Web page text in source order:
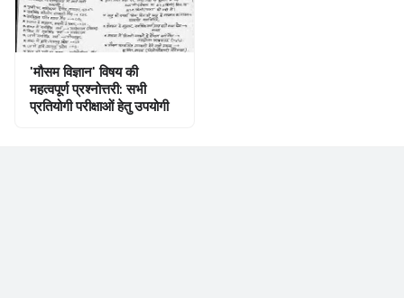
'मौसम विज्ञान' विषय की
महत्वपूर्ण प्रश्नोत्तरी: सभी
प्रतियोगी परीक्षाओं हेतु उपयोगी